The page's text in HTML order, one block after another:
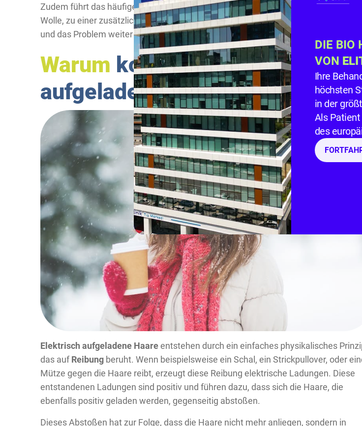
Zudem führt das häufige Tragen von dicker Kleidung, wie Mützen und Pullovern aus
Wolle, zu einer zusätzlichen Reibung, die die statische Aufladung der Haare
und das Problem weiter verschärft.
Warum kommt es zu elektrisch
aufgeladenen Haaren?
Elektrisch aufgeladene Haareentstehen durch ein einfaches physikalisches
das aufReibung beruht. Wenn beispielsweise ein Schal, ein Strickpullover, oder
Mütze gegen die Haare reibt, erzeugt diese Reibung elektrische Ladungen. Diese
entstandenen Ladungen sind positiv und führen dazu, dass sich die Haare, die
ebenfalls positiv geladen werden, gegenseitig abstoßen.
Dieses Abstoßen hat zur Folge, dass die Haare nicht mehr anliegen, sondern in
DIE BIO
VON
Ihre
höchsten
in der
Als
des